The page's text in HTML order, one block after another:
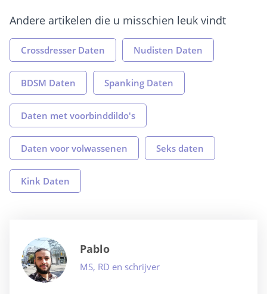
Andere artikelen die u misschien leuk vindt
Crossdresser Daten Nudisten Daten
BDSM Daten Spanking Daten
Daten met voorbinddildo's
Daten voor volwassenen Seks daten
Kink Daten
Pablo
MS, RD en schrijver